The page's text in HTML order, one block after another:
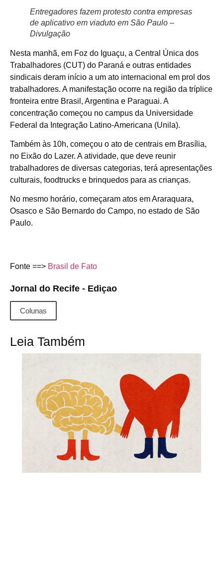
Entregadores fazem protesto contra empresas
de aplicativo em viaduto em São Paulo –
Divulgação
Nesta manhã, em Foz do Iguaçu, a Central Única dos
Trabalhadores (CUT) do Paraná e outras entidades
sindicais deram início a um ato internacional em prol dos
trabalhadores. A manifestação ocorre na região da tríplice
fronteira entre Brasil, Argentina e Paraguai. A
concentração começou no campus da Universidade
Federal da Integração Latino-Americana (Unila).
Também às 10h, começou o ato de centrais em Brasília,
no Eixão do Lazer. A atividade, que deve reunir
trabalhadores de diversas categorias, terá apresentações
culturais, foodtrucks e brinquedos para as crianças.
No mesmo horário, começaram atos em Araraquara,
Osasco e São Bernardo do Campo, no estado de São
Paulo.
Fonte ==> Brasil de Fato
Jornal do Recife - Ediçao
Colunas
Leia Também